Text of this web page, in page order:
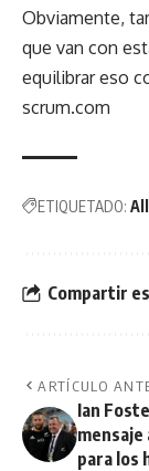
Obviamente,
que van con
equilibrar eso
scrum.com
ETIQUETADO:
Compartir
ARTÍCULO
Ian
para los